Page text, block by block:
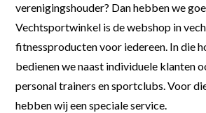
verenigingshouder? Dan hebben we
Vechtsportwinkel is de webshop in
fitnessproducten voor iedereen. In die
bedienen we naast individuele klanten
personal trainers en sportclubs. Voor
hebben wij een speciale service.